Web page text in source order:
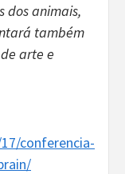
dos animais,
também
arte e
conferencia-